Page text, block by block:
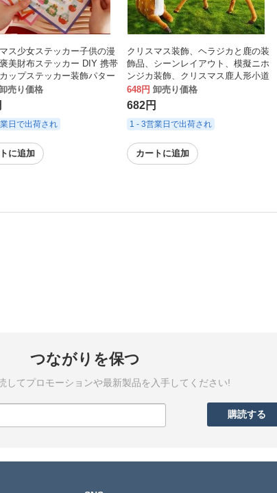
ス少女ステッカー子供の漫
美財布ステッカー DIY 携帯
ップステッカー装飾パター
売り価格
日で出荷され
に追加
クリスマス装飾、ヘラジカと鹿の装
飾品、シーンレイアウト、模擬ニホ
ンジカ装飾、クリスマス鹿人形小道
具
648円 卸売り価格
682円
1 - 3営業日で出荷され
カートに追加
つながりを保つ
してプロモーションや最新製品を入手してください!